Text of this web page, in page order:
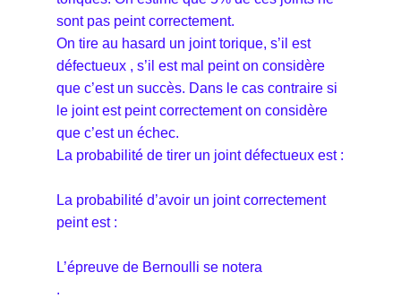
sont pas peint correctement.
On tire au hasard un joint torique, s’il est
défectueux , s’il est mal peint on considère
que c’est un succès. Dans le cas contraire si
le joint est peint correctement on considère
que c’est un échec.
La probabilité de tirer un joint défectueux est :
La probabilité d’avoir un joint correctement
peint est :
L’épreuve de Bernoulli se notera
.